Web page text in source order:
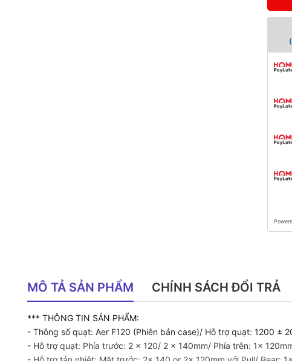
MÔ TẢ SẢN PHẨM CHÍNH SÁCH ĐỔI TRẢ
*** THÔNG TIN SẢN PHẨM:
- Thông số quạt: Aer F120 (Phiên bản case)/ Hỗ trợ quạt: 1200 ±
- Hỗ trợ quạt: Phía trước: 2 x 120/ 2 x 140mm/ Phía trên: 1x